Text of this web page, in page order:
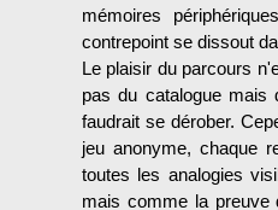
mémoires
contrepoint se dissout
Le plaisir du parcours
pas du catalogue mais
faudrait se dérober.
jeu anonyme, chaque
toutes les analogies
mais comme la preuve